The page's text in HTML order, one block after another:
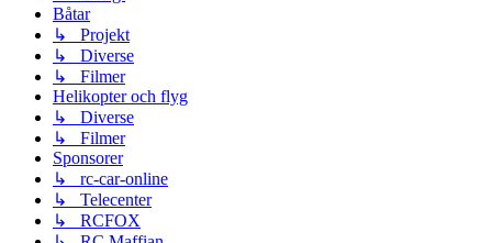
Båtar
↳ Projekt
↳ Diverse
↳ Filmer
Helikopter och flyg
↳ Diverse
↳ Filmer
Sponsorer
↳ rc-car-online
↳ Telecenter
↳ RCFOX